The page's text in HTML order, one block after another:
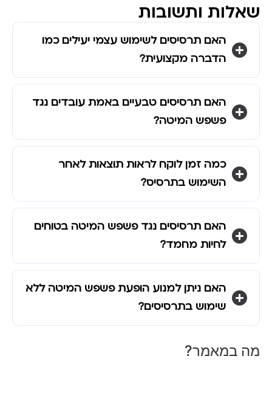
שאלות ותשובות
האם תרסיסים לשימוש עצמי יעילים כמו
הדברה מקצועית?
האם תרסיסים טבעיים באמת עובדים נגד
פשפש המיטה?
כמה זמן לוקח לראות תוצאות לאחר
השימוש בתרסיס?
האם תרסיסים נגד פשפש המיטה בטוחים
לחיות מחמד?
האם ניתן למנוע הופעת פשפש המיטה ללא
שימוש בתרסיסים?
מה במאמר?